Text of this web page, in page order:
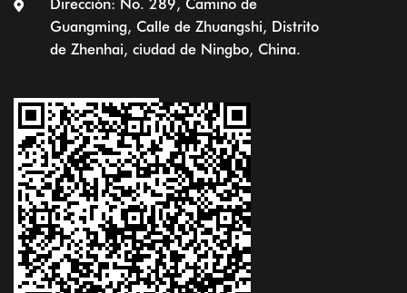
Dirección: No. 289, Camino de
Guangming, Calle de Zhuangshi, Distrito
de Zhenhai, ciudad de Ningbo, China.